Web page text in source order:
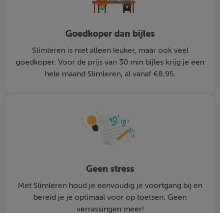
Goedkoper dan bijles
Slimleren is niet alleen leuker, maar ook veel
goedkoper. Voor de prijs van 30 min bijles krijg je een
hele maand Slimleren, al vanaf €8,95.
Geen stress
Met Slimleren houd je eenvoudig je voortgang bij en
bereid je je optimaal voor op toetsen. Geen
verrassingen meer!